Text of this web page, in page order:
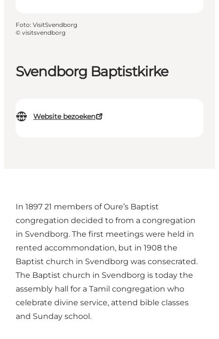
Svendborg Baptistkirke
Website bezoeken
Foto: VisitSvendborg
© visitsvendborg
In 1897 21 members of Oure’s Baptist
congregation decided to from a congregation
in Svendborg. The first meetings were held in
rented accommondation, but in 1908 the
Baptist church in Svendborg was consecrated.
The Baptist church in Svendborg is today the
assembly hall for a Tamil congregation who
celebrate divine service, attend bible classes
and Sunday school.